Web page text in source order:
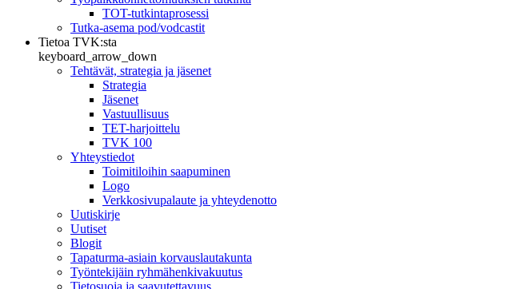
TOT-tutkintaprosessi
Tutka-asema pod/vodcastit
Tietoa TVK:sta
keyboard_arrow_down
Tehtävät, strategia ja jäsenet
Strategia
Jäsenet
Vastuullisuus
TET-harjoittelu
TVK 100
Yhteystiedot
Toimitiloihin saapuminen
Logo
Verkkosivupalaute ja yhteydenotto
Uutiskirje
Uutiset
Blogit
Tapaturma-asiain korvauslautakunta
Työntekijäin ryhmähenkivakuutus
Tietosuoja ja saavutettavuus